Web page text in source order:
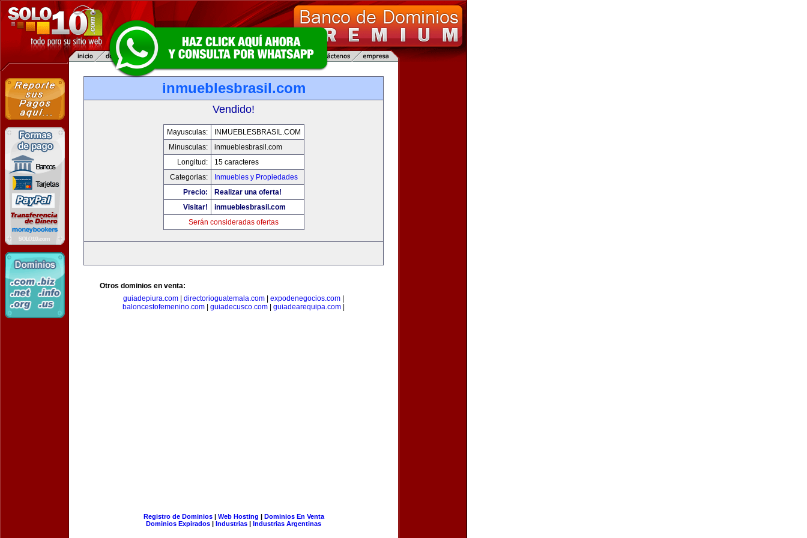
inmueblesbrasil.com
Vendido!
Mayusculas:
INMUEBLESBRASIL.COM
Minusculas:
inmueblesbrasil.com
Longitud:
15 caracteres
Categorias:
Inmuebles y Propiedades
Precio:
Realizar una oferta!
Visitar!
inmueblesbrasil.com
Serán consideradas ofertas
Otros dominios en venta:
guiadepiura.com
directorioguatemala.com expodenegocios.com
baloncestofemenino.com
guiadecusco.com guiadearequipa.com
Registro de Dominios| Web Hosting | Dominios En Venta
Dominios Expirados | Industrias | Industrias Argentinas